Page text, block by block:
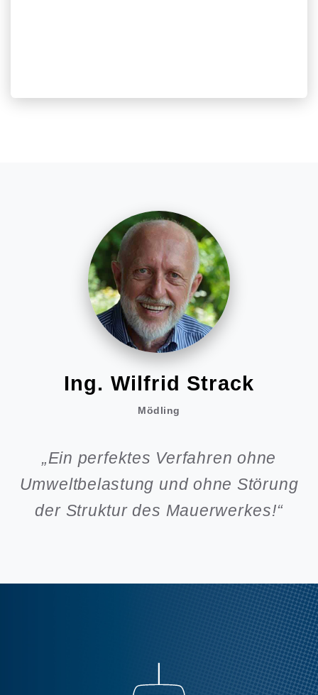
Helmut Förster
Bad Vöslau
„Meine Villa ist seit über 30 Jahren
trocken!“